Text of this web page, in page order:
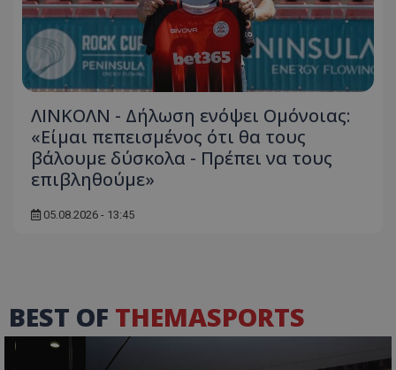
ΛΙΝΚΟΛΝ - Δήλωση ενόψει Ομόνοιας:
«Είμαι πεπεισμένος ότι θα τους
βάλουμε δύσκολα - Πρέπει να τους
επιβληθούμε»
05.08.2026 - 13:45
BEST OF THEMASPORTS